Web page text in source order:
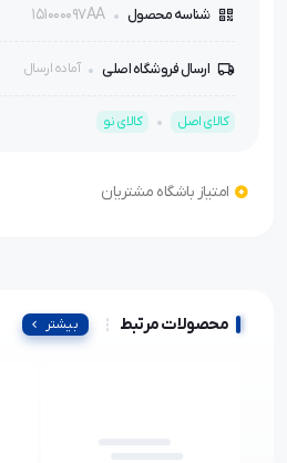
شناسه محصول 151000097AA
ارسال فروشگاه اصلی آماده ارسال
کالای اصل کالای نو
امتیاز باشگاه مشتریان
محصولات مرتبط بیشتر